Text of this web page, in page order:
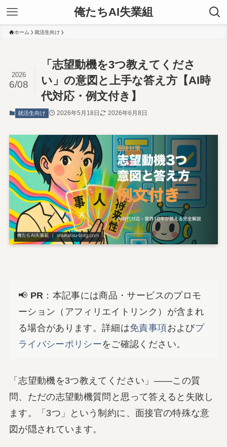
俺たちAI失業組
ホーム 就活生向け
「志望動機を3つ教えてくださ
い」の意図と上手な答え方【AI時
代対応・例文付き】
2026
6/08
就活生向け 2026年5月18日 2026年6月8日
📢 PR ：本記事には商品・サービスのプロモ
ーション（アフィリエイトリンク）が含まれ
る場合があります。詳細は免責事項およびプ
ライバシーポリシーをご確認ください。
「志望動機を3つ教えてください」――この質
問、ただの志望動機質問と思って答えると失敗し
ます。「3つ」という制約に、面接官の特殊な意
図が隠されています。